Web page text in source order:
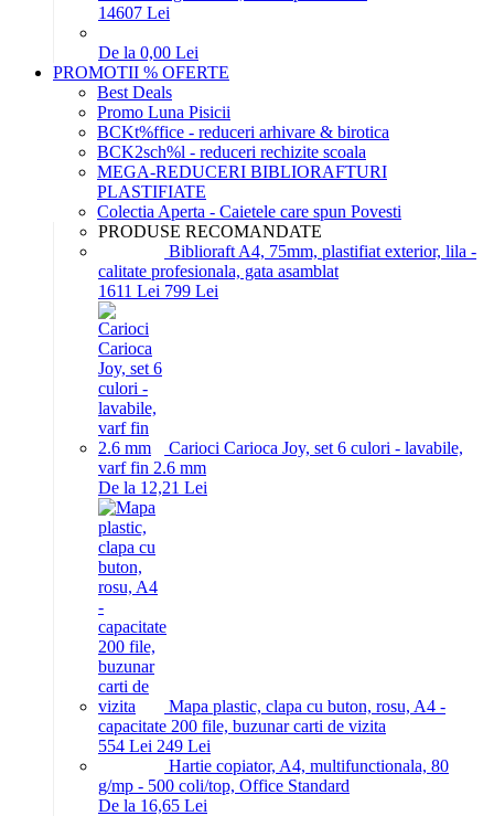
14607 Lei
De la 0,00 Lei
PROMOTII % OFERTE
Best Deals
Promo Luna Pisicii
BCKt%ffice - reduceri arhivare & birotica
BCK2sch%l - reduceri rechizite scoala
MEGA-REDUCERI BIBLIORAFTURI
PLASTIFIATE
Colectia Aperta - Caietele care spun Povesti
PRODUSE RECOMANDATE
Biblioraft A4, 75mm, plastifiat exterior, lila -
calitate profesionala, gata asamblat
1611 Lei 799 Lei
Carioci Carioca Joy, set 6 culori - lavabile,
varf fin 2.6 mm
De la 12,21 Lei
Mapa plastic, clapa cu buton, rosu, A4 -
capacitate 200 file, buzunar carti de vizita
554 Lei 249 Lei
Hartie copiator, A4, multifunctionala, 80
g/mp - 500 coli/top, Office Standard
De la 16,65 Lei